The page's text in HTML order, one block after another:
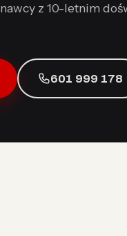
z 10-letnim
601 999 178